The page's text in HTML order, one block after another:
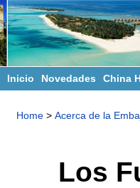
Inicio Novedades China
Home > Acerca de la
Los